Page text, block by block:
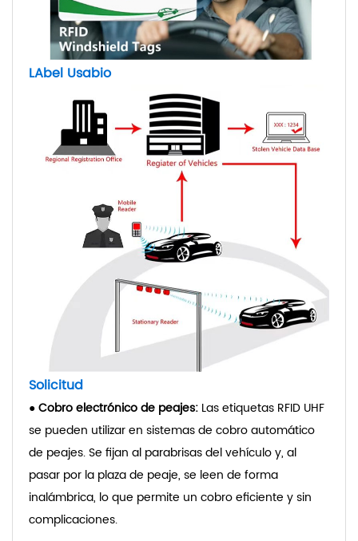
LAbel Usabio
Solicitud
●Cobro electrónico de peajes: Las etiquetas RFID UHF
se pueden utilizar en sistemas de cobro automático
de peajes. Se fijan al parabrisas del vehículo y, al
pasar por la plaza de peaje, se leen de forma
inalámbrica, lo que permite un cobro eficiente y sin
complicaciones.